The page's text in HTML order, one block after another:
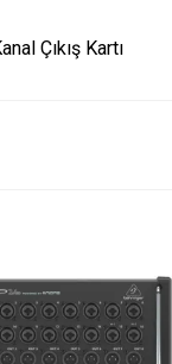
Çıkış Kartı